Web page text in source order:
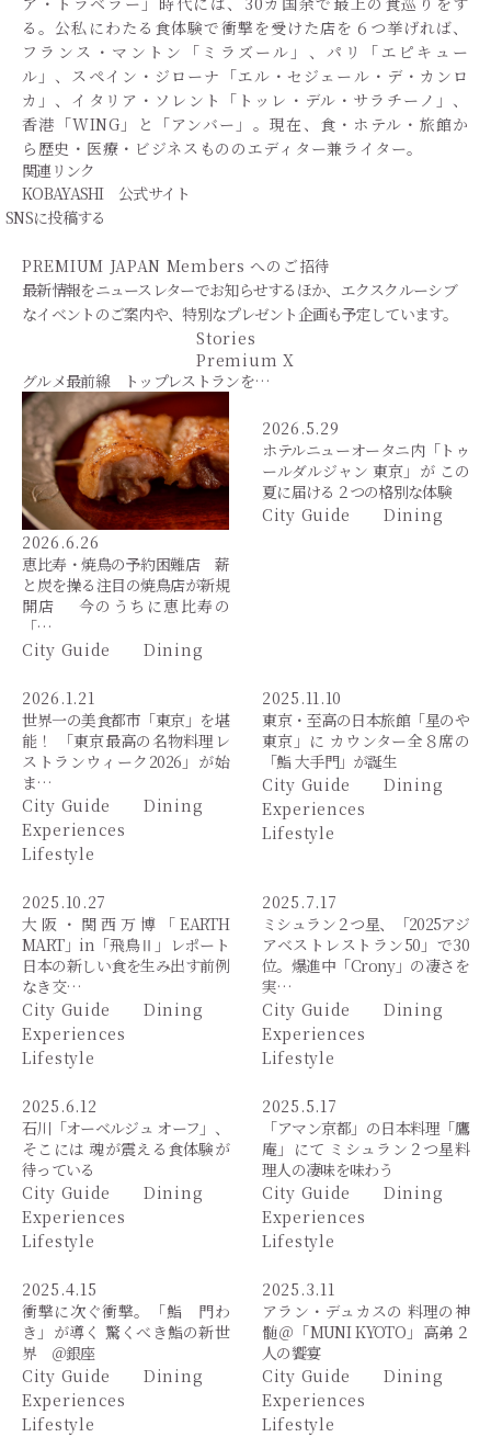
る。公私にわたる食体験で衝撃を受けた店を６つ挙げれば、
フランス・マントン「ミラズール」、パリ「エピキュー
ル」、スペイン・ジローナ「エル・セジェール・デ・カンロ
カ」、イタリア・ソレント「トッレ・デル・サラチーノ」、
香港「WING」と「アンバー」。現在、食・ホテル・旅館か
ら歴史・医療・ビジネスもののエディター兼ライター。
関連リンク
KOBAYASHI 公式サイト
SNSに投稿する
PREMIUM JAPAN Members へのご招待
最新情報をニュースレターでお知らせするほか、エクスクルーシブ
なイベントのご案内や、特別なプレゼント企画も予定しています。
Stories
Premium X
グルメ最前線 トップレストランを…
2026.6.26
恵比寿・焼鳥の予約困難店 薪
と炭を操る注目の焼鳥店が新規
開店 今のうちに恵比寿の
「…
City Guide
Dining
2026.5.29
ホテルニューオータニ内「トゥ
ールダルジャン 東京」が この
夏に届ける２つの格別な体験
City Guide
Dining
2026.1.21
世界一の美食都市「東京」を堪
能！ 「東京最高の名物料理レ
ストランウィーク2026」が始
ま…
City Guide
Dining
Experiences
Lifestyle
2025.11.10
東京・至高の日本旅館「星のや
東京」に カウンター全８席の
「鮨 大手門」が誕生
City Guide
Dining
Experiences
Lifestyle
2025.10.27
大阪・関西万博「EARTH
MART」in「飛鳥Ⅱ」レポート
日本の新しい食を生み出す前例
なき交…
City Guide
Dining
Experiences
Lifestyle
2025.7.17
ミシュラン２つ星、「2025アジ
アベストレストラン50」で30
位。爆進中「Crony」の凄さを
実…
City Guide
Dining
Experiences
Lifestyle
2025.6.12
石川「オーベルジュ オーフ」、
そこには 魂が震える食体験が
待っている
City Guide
Dining
Experiences
Lifestyle
2025.5.17
「アマン京都」の日本料理「鷹
庵」にて ミシュラン２つ星料
理人の凄味を味わう
City Guide
Dining
Experiences
Lifestyle
2025.4.15
衝撃に次ぐ衝撃。「鮨 門わ
き」が導く 驚くべき鮨の新世
界 ＠銀座
City Guide
Dining
Experiences
Lifestyle
2025.3.11
アラン・デュカスの 料理の神
髄＠「MUNI KYOTO」高弟２
人の饗宴
City Guide
Dining
Experiences
Lifestyle